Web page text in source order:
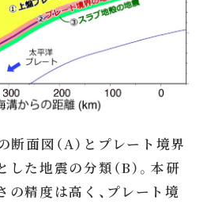
面図（A）とプレート境界
た地震の分類（B）。本研
の精度は高く、プレート境